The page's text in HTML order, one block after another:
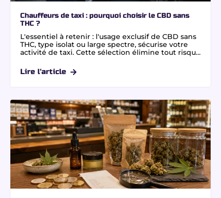
Chauffeurs de taxi : pourquoi choisir le CBD sans
THC ?
L'essentiel à retenir : l'usage exclusif de CBD sans
THC, type isolat ou large spectre, sécurise votre
activité de taxi. Cette sélection élimine tout risque
Bénéficiez d'une relaxation optimale sans
altération de la vigilance. Vérifiez
Lire l'article